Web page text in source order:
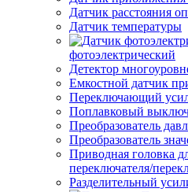
Датчик расстояния
Датчик температуры
фотоэлектрический
Детектор
Емкостной датчик
Переключающий
Поплавковый
Преобразователь
Преобразователь
Приводная головка
переключателя/
Разделительный